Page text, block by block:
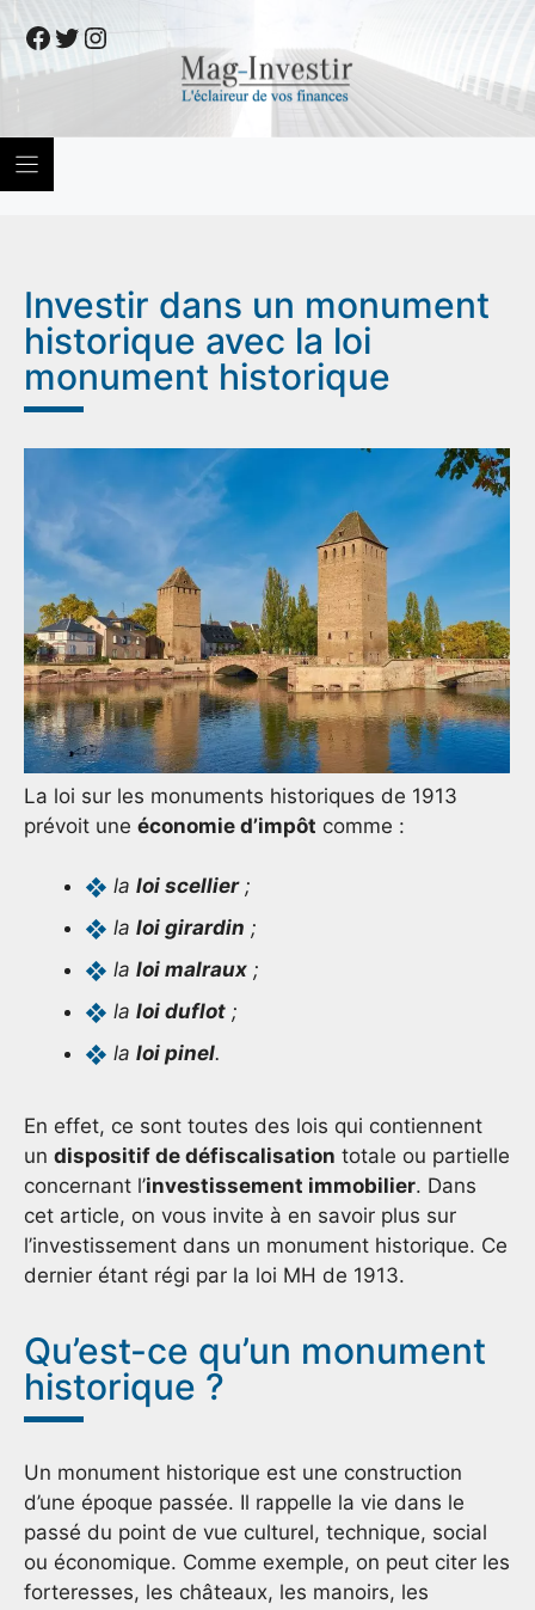
to
content
Facebook
Twitter
Instagram
Investir dans un monument
historique avec la loi
monument historique
La loi sur les monuments historiques de 1913
prévoit une économie d’impôt comme :
la loi scellier;
la loi girardin ;
la loi malraux ;
la loi duflot ;
la loi pinel.
En effet, ce sont toutes des lois qui contiennent
un dispositif de défiscalisation totale ou partielle
concernant l’investissement immobilier. Dans
cet article, on vous invite à en savoir plus sur
l’investissement dans un monument historique. Ce
dernier étant régi par la loi MH de 1913.
Qu’est-ce qu’un monument
historique ?
Un monument historique est une construction
d’une époque passée. Il rappelle la vie dans le
passé du point de vue culturel, technique, social
ou économique. Comme exemple, on peut citer les
forteresses, les châteaux, les manoirs, les